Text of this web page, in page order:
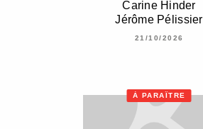
Carine Hinder
Jérôme Pélissier
21/10/2026
À PARAÎTRE